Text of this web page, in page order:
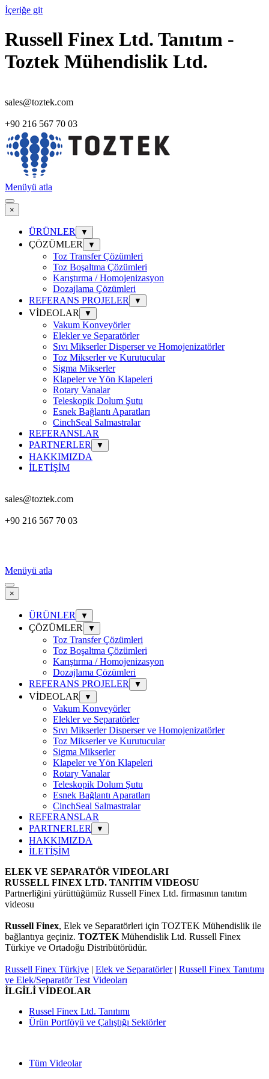
İçeriğe git
Russell Finex Ltd. Tanıtım -
Toztek Mühendislik Ltd.
sales@toztek.com
+90 216 567 70 03
Menüyü atla
×
ÜRÜNLER ▼
ÇÖZÜMLER ▼
Toz Transfer Çözümleri
Toz Boşaltma Çözümleri
Karıştırma / Homojenizasyon
Dozajlama Çözümleri
REFERANS PROJELER
▼
VİDEOLAR ▼
Vakum Konveyörler
Elekler ve Separatörler
Sıvı Mikserler Disperser ve Homojenizatörler
Toz Mikserler ve Kurutucular
Sigma Mikserler
Klapeler ve Yön Klapeleri
Rotary Vanalar
Teleskopik Dolum Şutu
Esnek Bağlantı Aparatları
CinchSeal Salmastralar
REFERANSLAR
PARTNERLER
▼
HAKKIMIZDA
İLETİŞİM
sales@toztek.com
+90 216 567 70 03
Menüyü atla
×
ÜRÜNLER ▼
ÇÖZÜMLER ▼
Toz Transfer Çözümleri
Toz Boşaltma Çözümleri
Karıştırma / Homojenizasyon
Dozajlama Çözümleri
REFERANS PROJELER
▼
VİDEOLAR ▼
Vakum Konveyörler
Elekler ve Separatörler
Sıvı Mikserler Disperser ve Homojenizatörler
Toz Mikserler ve Kurutucular
Sigma Mikserler
Klapeler ve Yön Klapeleri
Rotary Vanalar
Teleskopik Dolum Şutu
Esnek Bağlantı Aparatları
CinchSeal Salmastralar
REFERANSLAR
PARTNERLER
▼
HAKKIMIZDA
İLETİŞİM
ELEK VE SEPARATÖR VIDEOLARI
RUSSELL FINEX LTD. TANITIM VIDEOSU
Partnerliğini yürüttüğümüz Russell Finex Ltd. firmasının tanıtım
videosu
Russell Finex, Elek ve Separatörleri için TOZTEK Mühendislik ile
bağlantıya geçiniz. TOZTEK Mühendislik Ltd. Russell Finex
Türkiye ve Ortadoğu Distribütörüdür.
Russell Finex Türkiye | Elek ve Separatörler | Russell Finex Tanıtımı
ve Elek/Separatör Test Videoları
İLGİLİ VİDEOLAR
Russel Finex Ltd. Tanıtımı
Ürün Portföyü ve Çalıştığı Sektörler
Tüm Videolar